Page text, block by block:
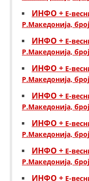
ИНФО + Е-
Р.Македонија,
ИНФО + Е-
Р.Македонија,
ИНФО + Е-
Р.Македонија,
ИНФО + Е-
Р.Македонија,
ИНФО + Е-
Р.Македонија,
ИНФО + Е-
Р.Македонија,
ИНФО + Е-